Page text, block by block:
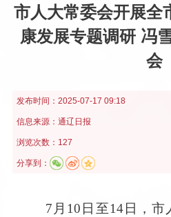
市人大常委会开展全
康发展专题调研 冯
会
发布时间： 2025-07-17 09:18
信息来源： 通辽日报
浏览次数：127
分享到：
7月10日至14日，